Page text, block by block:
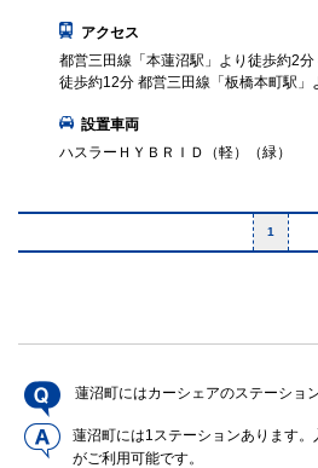
アクセス
都営三田線「本蓮沼駅」より徒歩約2
徒歩約12分 都営三田線「板橋本町駅」
設置車両
ハスラーＨＹＢＲＩＤ（軽）（緑）
1
蓮沼町にはカーシェアのステーショ
蓮沼町には1ステーションあります
がご利用可能です。